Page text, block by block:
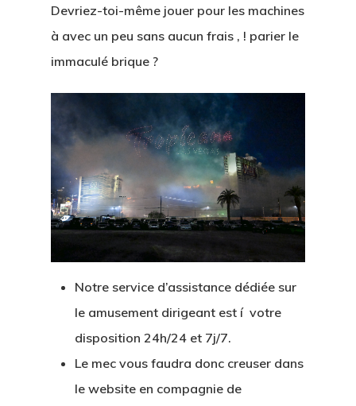
Devriez-toi-même jouer pour les machines
à avec un peu sans aucun frais , ! parier le
immaculé brique ?
Notre service d’assistance dédiée sur
le amusement dirigeant est í votre
disposition 24h/24 et 7j/7.
Le mec vous faudra donc creuser dans
le website en compagnie de